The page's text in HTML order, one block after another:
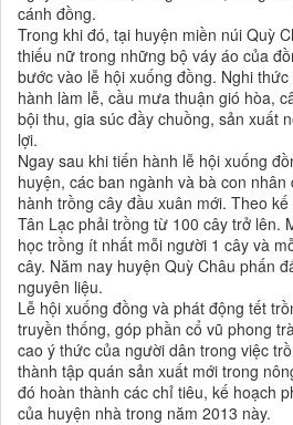
cánh đồng.
Trong khi đó, tại huyện miền núi Quỳ
thiếu nữ trong những bộ váy áo của
bước vào lễ hội xuống đồng. Nghi
hành làm lễ, cầu mưa thuận gió hòa,
bội thu, gia súc đầy chuồng, sản xuất
lợi.
Ngay sau khi tiến hành lễ hội xuống
huyện, các ban ngành và bà con
hành trồng cây đầu xuân mới. Theo
Tân Lạc phải trồng từ 100 cây trở lên.
học trồng ít nhất mỗi người 1 cây và
cây. Năm nay huyện Quỳ Châu phấn
nguyên liệu.
Lễ hội xuống đồng và phát động tết
truyền thống, góp phần cổ vũ phong
cao ý thức của người dân trong việc
thành tập quán sản xuất mới trong
đó hoàn thành các chỉ tiêu, kế hoạch
của huyện nhà trong năm 2013 này.